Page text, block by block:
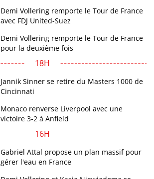
Demi Vollering remporte le Tour de France
avec FDJ United-Suez
Demi Vollering remporte le Tour de France
pour la deuxième fois
18H
Jannik Sinner se retire du Masters 1000 de
Cincinnati
Monaco renverse Liverpool avec une
victoire 3-2 à Anfield
16H
Gabriel Attal propose un plan massif pour
gérer l'eau en France